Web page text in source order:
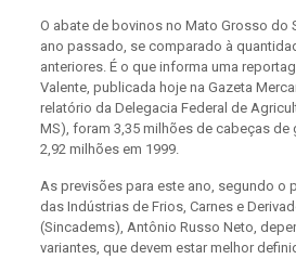
O abate de bovinos no Mato Grosso do
ano passado, se comparado à
anteriores. É o que informa uma
Valente, publicada hoje na Gazeta
relatório da Delegacia Federal de
MS), foram 3,35 milhões de cabeças de
2,92 milhões em 1999.
As previsões para este ano, segundo o
das Indústrias de Frios, Carnes e
(Sincadems), Antônio Russo Neto,
variantes, que devem estar melhor